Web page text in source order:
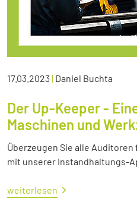
17.03.2023| Daniel Buchta
Der Up-Keeper -
Maschinen und
Überzeugen Sie alle
mit unserer Instandhaltungs-
weiterlesen